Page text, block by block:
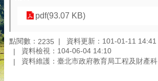
pdf(93.07 KB)
點閱數： 2235
資料更新：101-01-11 14:41
資料檢視：104-06-04 14:10
資料維護：臺北市政府教育局工程及財產科